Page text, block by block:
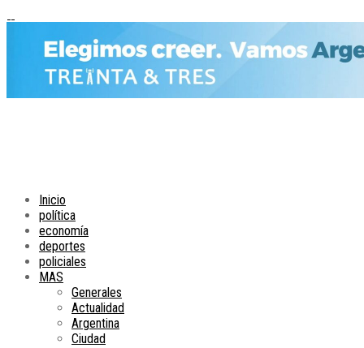
Inicio
política
economía
deportes
policiales
MAS
Generales
Actualidad
Argentina
Ciudad